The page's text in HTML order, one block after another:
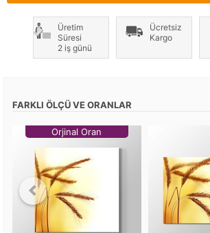
Üretim
Süresi
2 iş günü
Ücretsiz
Kargo
FARKLI ÖLÇÜ VE ORANLAR
Orjinal Oran